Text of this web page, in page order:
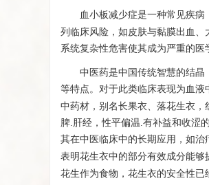
血小板减少症是一种常见疾病
列临床风险，如皮肤与黏膜出血
系统复杂性危害使其成为严重的医
中医药是中国传统智慧的结
等特点。对于此类临床表现为血
中药材，别名长果衣、落花生衣，
脾.肝经，性平偏温.有补益和收涩
其在中医临床中的长期应用，如
表明花生衣中的部分有效成分能
花生作为食物，花生衣的安全性已